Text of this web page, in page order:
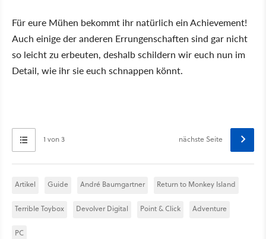
Für eure Mühen bekommt ihr natürlich ein Achievement!
Auch einige der anderen Errungenschaften sind gar nicht
so leicht zu erbeuten, deshalb schildern wir euch nun im
Detail, wie ihr sie euch schnappen könnt.
1 von 3 nächste Seite
Artikel Guide André Baumgartner Return to Monkey Island
Terrible Toybox Devolver Digital Point & Click Adventure
PC